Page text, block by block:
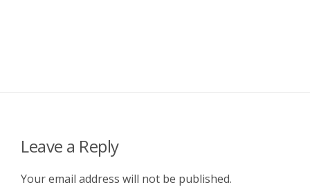
Leave a Reply
Your email address will not be published.